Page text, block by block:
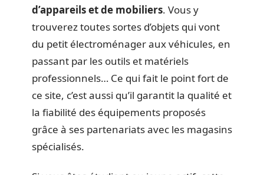
d’appareils et de mobiliers. Vous y
trouverez toutes sortes d’objets qui vont
du petit électroménager aux véhicules, en
passant par les outils et matériels
professionnels… Ce qui fait le point fort de
ce site, c’est aussi qu’il garantit la qualité et
la fiabilité des équipements proposés
grâce à ses partenariats avec les magasins
spécialisés.